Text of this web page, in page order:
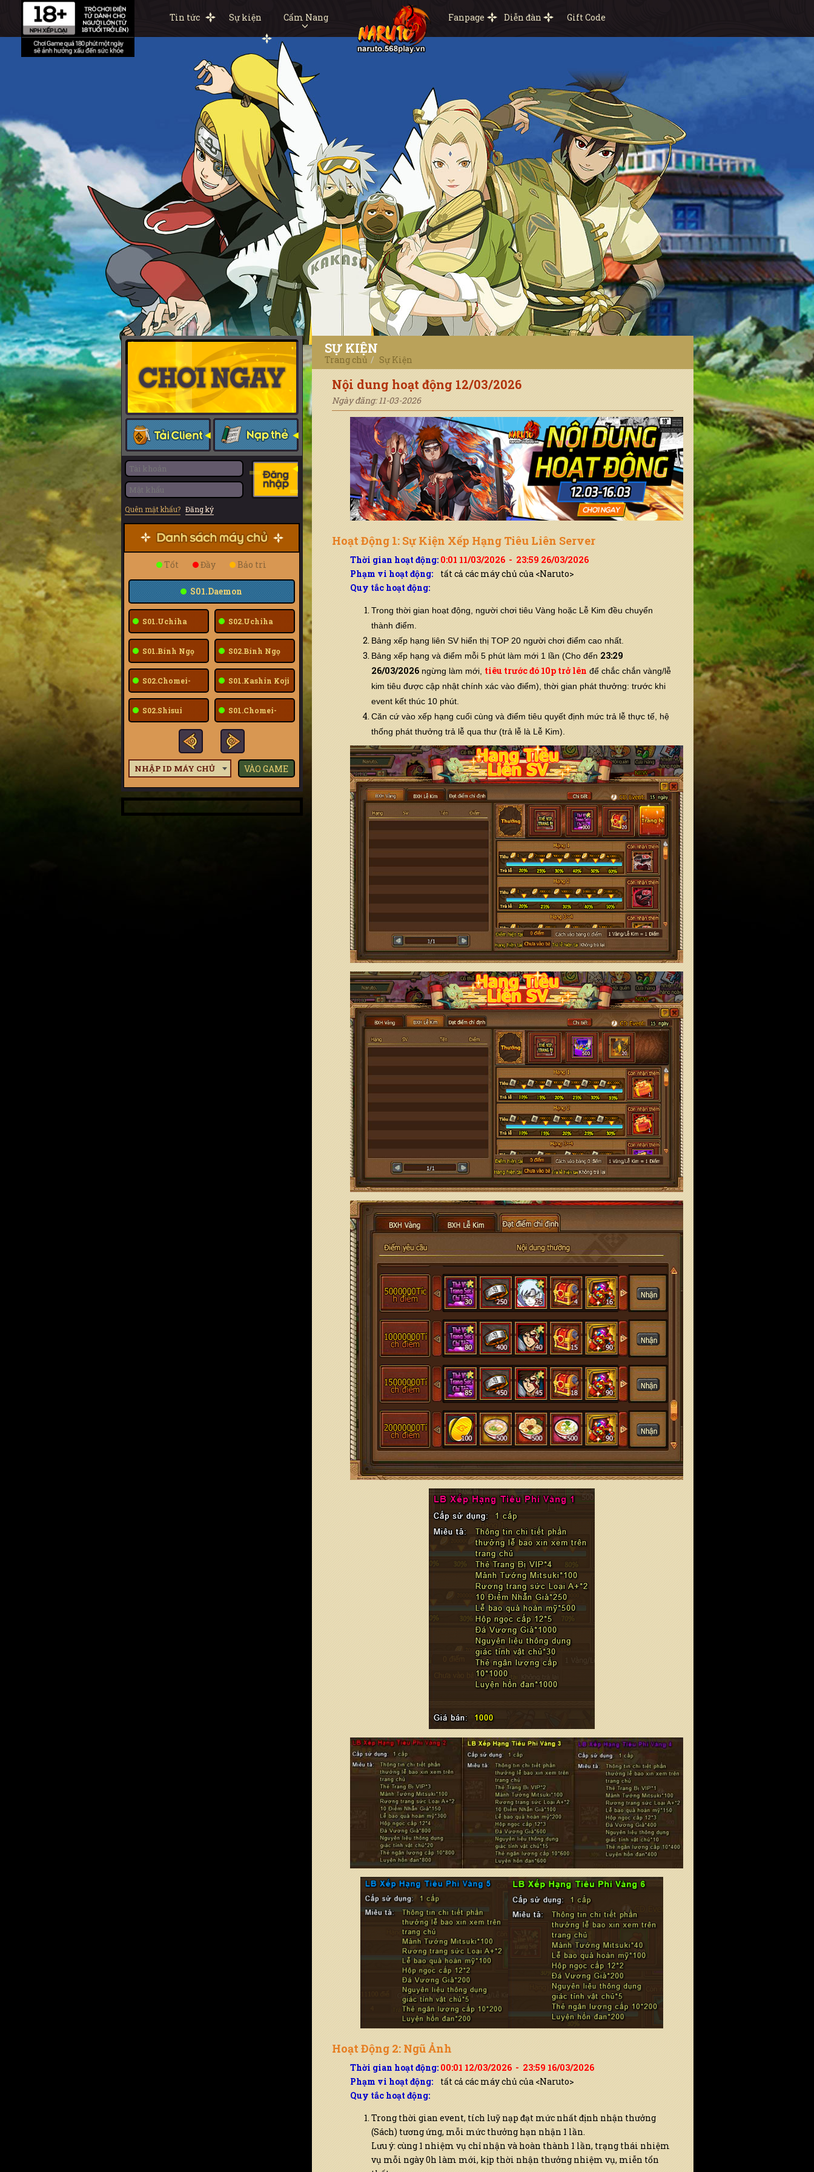
Tin tức Sự kiện Cẩm Nang Fanpage Diễn đàn Gift Code
Quên mật khẩu? Đăng ký
Tốt Đầy Bảo trì
S01.Daemon
S02.Uchiha
Sarada
S01.Uchiha
Sarada
S02.Bính Ngọ
S01.Bính Ngọ
S01.Kashin Koji
S02.Chomei-
Fuu
S01.Chomei-
Fuu
S02.Shisui
NHẬP ID MÁY CHỦ VÀO GAME
SỰ KIỆN
Trang chủ Sự Kiện
Nội dung hoạt động 12/03/2026
Ngày đăng: 11-03-2026
Hoạt Động 1: Sự Kiện Xếp Hạng Tiêu Liên Server
Thời gian hoạt động: 0:01 11/03/2026 - 23:59 26/03/2026
Phạm vi hoạt động: tất cả các máy chủ của <Naruto>
Quy tắc hoạt động:
Trong thời gian hoạt động, người chơi tiêu Vàng hoặc Lễ Kim đều chuyển
thành điểm.
Bảng xếp hạng liên SV hiển thị TOP 20 người chơi điểm cao nhất.
Bảng xếp hạng và điểm mỗi 5 phút làm mới 1 lần (Cho đến 23:29
26/03/2026ngừng làm mới, tiêu trước đó 10p trở lên để chắc chắn vàng/lễ
kim tiêu được cập nhật chính xác vào điểm), thời gian phát thưởng: trước khi
event kết thúc 10 phút.
Căn cứ vào xếp hạng cuối cùng và điểm tiêu quyết định mức trả lễ thực tế, hệ
thống phát thưởng trả lễ qua thư (trả lễ là Lễ Kim).
Hoạt Động 2: Ngũ Ảnh
Thời gian hoạt động: 00:01 12/03/2026 - 23:59 16/03/2026
Phạm vi hoạt động: tất cả các máy chủ của <Naruto>
Quy tắc hoạt động:
Trong thời gian event, tích luỹ nạp đạt mức nhất định nhận thưởng
(Sách) tương ứng, mỗi mức thưởng hạn nhận 1 lần.
Lưu ý: cùng 1 nhiệm vụ chỉ nhận và hoàn thành 1 lần, trạng thái nhiệm
vụ mỗi ngày 0h làm mới, kịp thời nhận thưởng nhiệm vụ, miễn tổn
Chọn server để nhận code
Vui lòng chọn